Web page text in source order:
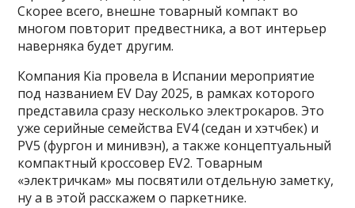
Скорее всего, внешне товарный компакт во
многом повторит предвестника, а вот интерьер
наверняка будет другим.
Компания Kia провела в Испании мероприятие
под названием EV Day 2025, в рамках которого
представила сразу несколько электрокаров. Это
уже серийные семейства EV4 (седан и хэтчбек) и
PV5 (фургон и минивэн), а также концептуальный
компактный кроссовер EV2. Товарным
«электричкам» мы посвятили отдельную заметку,
ну а в этой расскажем о паркетнике.